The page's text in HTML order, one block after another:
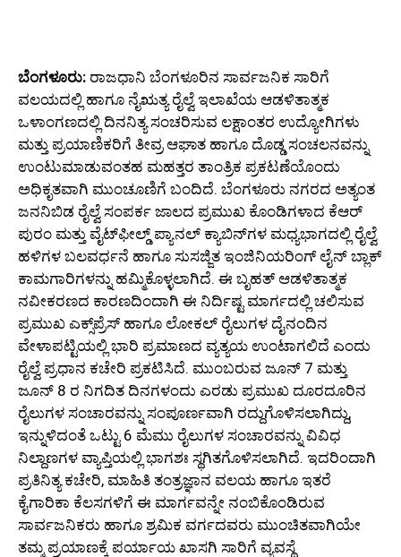
ಬೆಂಗಳೂರು: ರಾಜಧಾನಿ ಬೆಂಗಳೂರಿನ ಸಾರ್ವಜನಿಕ ಸಾರಿಗೆ
ವಲಯದಲ್ಲಿ ಹಾಗೂ ನೈಋತ್ಯ ರೈಲ್ವೆ ಇಲಾಖೆಯ ಆಡಳಿತಾತ್ಮಕ
ಒಳಾಂಗಣದಲ್ಲಿ ದಿನನಿತ್ಯ ಸಂಚರಿಸುವ ಲಕ್ಷಾಂತರ ಉದ್ಯೋಗಿಗಳು
ಮತ್ತು ಪ್ರಯಾಣಿಕರಿಗೆ ತೀವ್ರ ಆಘಾತ ಹಾಗೂ ದೊಡ್ಡ ಸಂಚಲನವನ್ನು
ಉಂಟುಮಾಡುವಂತಹ ಮಹತ್ತರ ತಾಂತ್ರಿಕ ಪ್ರಕಟಣೆಯೊಂದು
ಅಧಿಕೃತವಾಗಿ ಮುಂಚೂಣಿಗೆ ಬಂದಿದೆ. ಬೆಂಗಳೂರು ನಗರದ ಅತ್ಯಂತ
ಜನನಿಬಿಡ ರೈಲ್ವೆ ಸಂಪರ್ಕ ಜಾಲದ ಪ್ರಮುಖ ಕೊಂಡಿಗಳಾದ ಕೆಆರ್
ಪುರಂ ಮತ್ತು ವೈಟ್‌ಫೀಲ್ಡ್ ಪ್ಯಾನಲ್ ಕ್ಯಾಬಿನ್‌ಗಳ ಮಧ್ಯಭಾಗದಲ್ಲಿ ರೈಲ್ವೆ
ಹಳಿಗಳ ಬಲವರ್ಧನೆ ಹಾಗೂ ಸುಸಜ್ಜಿತ ಇಂಜಿನಿಯರಿಂಗ್ ಲೈನ್ ಬ್ಲಾಕ್
ಕಾಮಗಾರಿಗಳನ್ನು ಹಮ್ಮಿಕೊಳ್ಳಲಾಗಿದೆ. ಈ ಬೃಹತ್ ಆಡಳಿತಾತ್ಮಕ
ನವೀಕರಣದ ಕಾರಣದಿಂದಾಗಿ ಈ ನಿರ್ದಿಷ್ಟ ಮಾರ್ಗದಲ್ಲಿ ಚಲಿಸುವ
ಪ್ರಮುಖ ಎಕ್ಸ್‌ಪ್ರೆಸ್ ಹಾಗೂ ಲೋಕಲ್ ರೈಲುಗಳ ದೈನಂದಿನ
ವೇಳಾಪಟ್ಟಿಯಲ್ಲಿ ಭಾರಿ ಪ್ರಮಾಣದ ವ್ಯತ್ಯಯ ಉಂಟಾಗಲಿದೆ ಎಂದು
ರೈಲ್ವೆ ಪ್ರಧಾನ ಕಚೇರಿ ಪ್ರಕಟಿಸಿದೆ. ಮುಂಬರುವ ಜೂನ್ 7 ಮತ್ತು
ಜೂನ್ 8 ರ ನಿಗದಿತ ದಿನಗಳಂದು ಎರಡು ಪ್ರಮುಖ ದೂರದೂರಿನ
ರೈಲುಗಳ ಸಂಚಾರವನ್ನು ಸಂಪೂರ್ಣವಾಗಿ ರದ್ದುಗೊಳಿಸಲಾಗಿದ್ದು,
ಇನ್ನುಳಿದಂತೆ ಒಟ್ಟು 6 ಮೆಮು ರೈಲುಗಳ ಸಂಚಾರವನ್ನು ವಿವಿಧ
ನಿಲ್ದಾಣಗಳ ವ್ಯಾಪ್ತಿಯಲ್ಲಿ ಭಾಗಶಃ ಸ್ಥಗಿತಗೊಳಿಸಲಾಗಿದೆ. ಇದರಿಂದಾಗಿ
ಪ್ರತಿನಿತ್ಯ ಕಚೇರಿ, ಮಾಹಿತಿ ತಂತ್ರಜ್ಞಾನ ವಲಯ ಹಾಗೂ ಇತರೆ
ಕೈಗಾರಿಕಾ ಕೆಲಸಗಳಿಗೆ ಈ ಮಾರ್ಗವನ್ನೇ ನಂಬಿಕೊಂಡಿರುವ
ಸಾರ್ವಜನಿಕರು ಹಾಗೂ ಶ್ರಮಿಕ ವರ್ಗದವರು ಮುಂಚಿತವಾಗಿಯೇ
ತಮ್ಮ ಪ್ರಯಾಣಕ್ಕೆ ಪರ್ಯಾಯ ಖಾಸಗಿ ಸಾರಿಗೆ ವ್ಯವಸ್ಥೆ